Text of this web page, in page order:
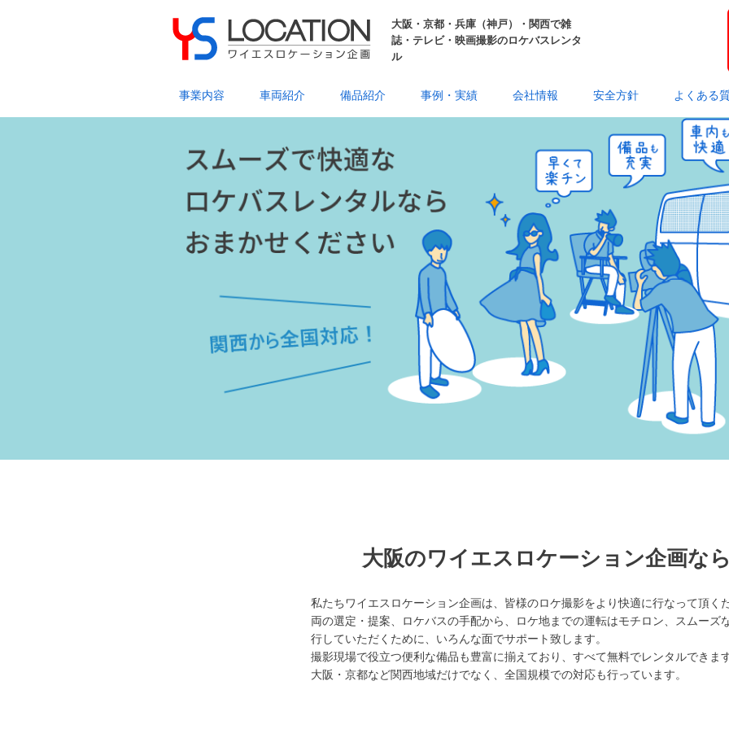
大阪・京都・兵庫（神戸）・関西で雑
誌・テレビ・映画撮影のロケバスレンタ
ル
事業内容 車両紹介 備品紹介 事例・実績 会社情報 安全方針 よくある
大阪のワイエスロケーション企画なら
私たちワイエスロケーション企画は、皆様のロケ撮影をより快適に行なって頂く
両の選定・提案、ロケバスの手配から、ロケ地までの運転はモチロン、スムーズ
行していただくために、いろんな面でサポート致します。
撮影現場で役立つ便利な備品も豊富に揃えており、すべて無料でレンタルできます
大阪・京都など関西地域だけでなく、全国規模での対応も行っています。